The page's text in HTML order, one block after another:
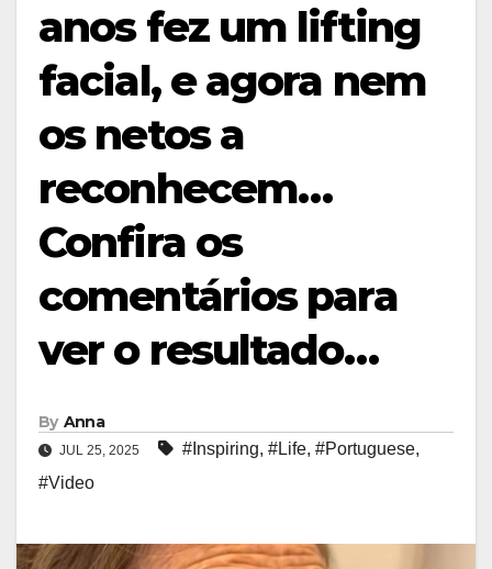
anos fez um lifting
facial, e agora nem
os netos a
reconhecem…
Confira os
comentários para
ver o resultado…
By Anna
JUL 25, 2025 #Inspiring, #Life, #Portuguese,
#Video